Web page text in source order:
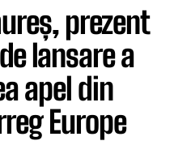
prezent
lansare a
apel din
Europe